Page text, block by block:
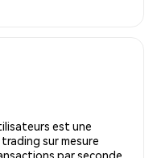
est une
sur mesure
par seconde,